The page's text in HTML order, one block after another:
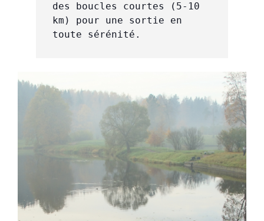
des boucles courtes (5-10
km) pour une sortie en
toute sérénité.